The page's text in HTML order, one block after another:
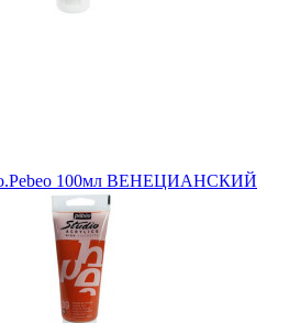
100мл ВЕНЕЦИАНСКИЙ